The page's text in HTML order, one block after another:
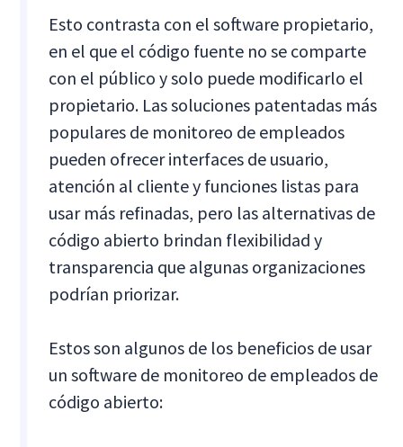
Esto contrasta con el software propietario,
en el que el código fuente no se comparte
con el público y solo puede modificarlo el
propietario. Las soluciones patentadas más
populares de monitoreo de empleados
pueden ofrecer interfaces de usuario,
atención al cliente y funciones listas para
usar más refinadas, pero las alternativas de
código abierto brindan flexibilidad y
transparencia que algunas organizaciones
podrían priorizar.
Estos son algunos de los beneficios de usar
un software de monitoreo de empleados de
código abierto: